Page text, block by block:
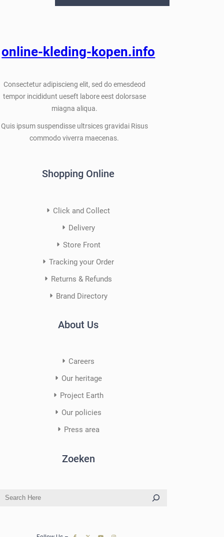
online-kleding-kopen.info
Consectetur adipiscieng elit, sed do emesdeod
tempor incididunt ueseft labore eest dolorsase
miagna aliqua.
Quis ipsum suspendisse ultrsices gravidai Risus
commodo viverra maecenas.
Shopping Online
Click and Collect
Delivery
Store Front
Tracking your Order
Returns & Refunds
Brand Directory
About Us
Careers
Our heritage
Project Earth
Our policies
Press area
Zoeken